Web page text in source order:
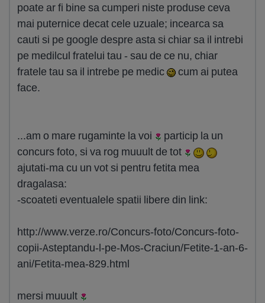
poate ar fi bine sa cumperi niste produse ceva
mai puternice decat cele uzuale; incearca sa
cauti si pe google despre asta si chiar sa il intrebi
pe medilcul fratelui tau - sau de ce nu, chiar
fratele tau sa il intrebe pe medic
cum ai putea
face.
...am o mare rugaminte la voi
particip la un
concurs foto, si va rog muuult de tot
ajutati-ma cu un vot si pentru fetita mea
dragalasa:
-scoateti eventualele spatii libere din link:
http://www.verze.ro/Concurs-foto/Concurs-foto-
copii-Asteptandu-l-pe-Mos-Craciun/Fetite-1-an-6-
ani/Fetita-mea-829.html
mersi muuult